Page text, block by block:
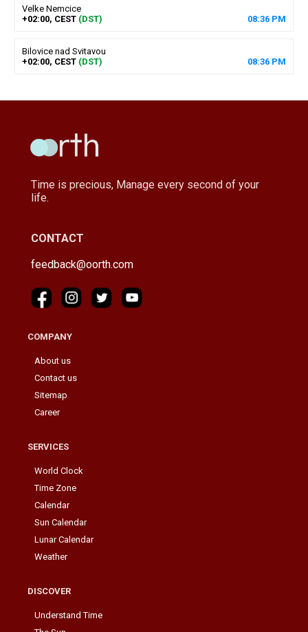
Velke Nemcice
+02:00, CEST (DST) 08:36 PM
Bilovice nad Svitavou
+02:00, CEST (DST) 08:36 PM
Time is precious, Manage every second of your
life.
CONTACT
feedback@oorth.com
COMPANY
About us
Contact us
Sitemap
Career
SERVICES
World Clock
Time Zone
Calendar
Sun Calendar
Lunar Calendar
Weather
DISCOVER
Understand Time